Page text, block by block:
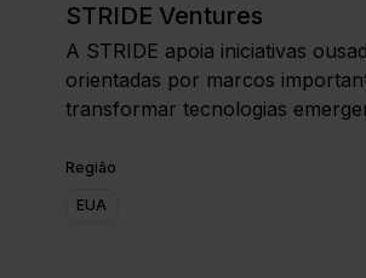
STRIDE Ventures
A STRIDE apoia iniciativas
orientadas por marcos
transformar tecnologias
competitividade e a resiliência
Unidos.
Região
EUA